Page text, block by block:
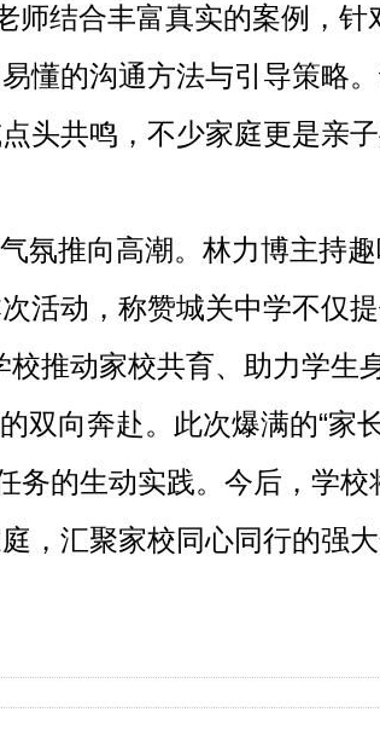
师结合丰富真实的案例，针
懂的沟通方法与引导策略
头共鸣，不少家庭更是亲
氛推向高潮。林力博主持
活动，称赞城关中学不仅
推动家校共育、助力学生
双向奔赴。此次爆满的“家
务的生动实践。今后，学校
，汇聚家校同心同行的强